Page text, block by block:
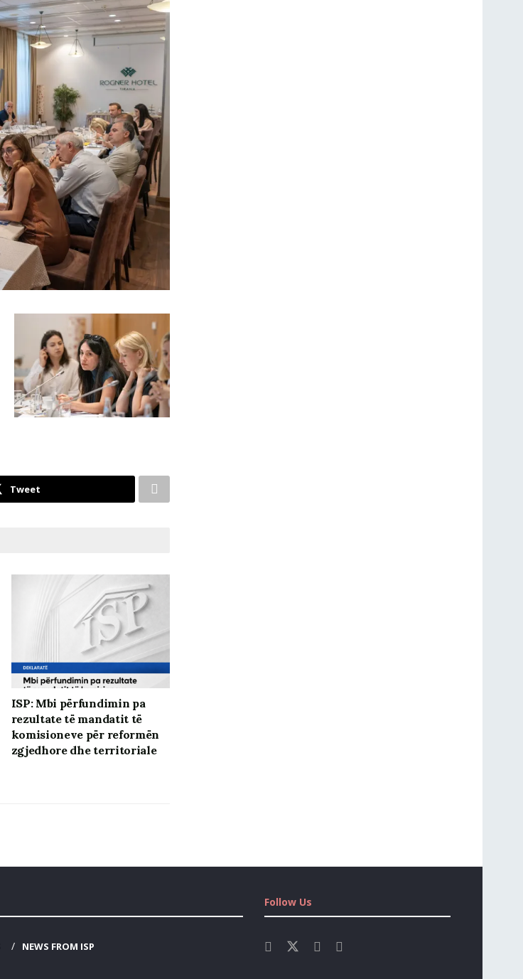
Tweet
ISP: Mbi përfundimin pa
rezultate të mandatit të
komisioneve për reformën
zgjedhore dhe territoriale
NEWS FROM ISP
Follow Us